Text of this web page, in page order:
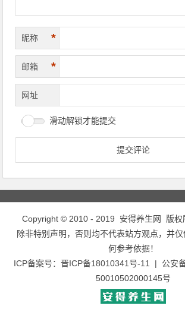
昵称 *
邮箱 *
网址
滑动解锁才能提交
Copyright © 2010 - 2019 安得养生网 版
除非特别声明，否则均不代表站方观点，并
何参考依据！
ICP备案号： 晋ICP备18010341号-11 | 公安备
50010502000145号